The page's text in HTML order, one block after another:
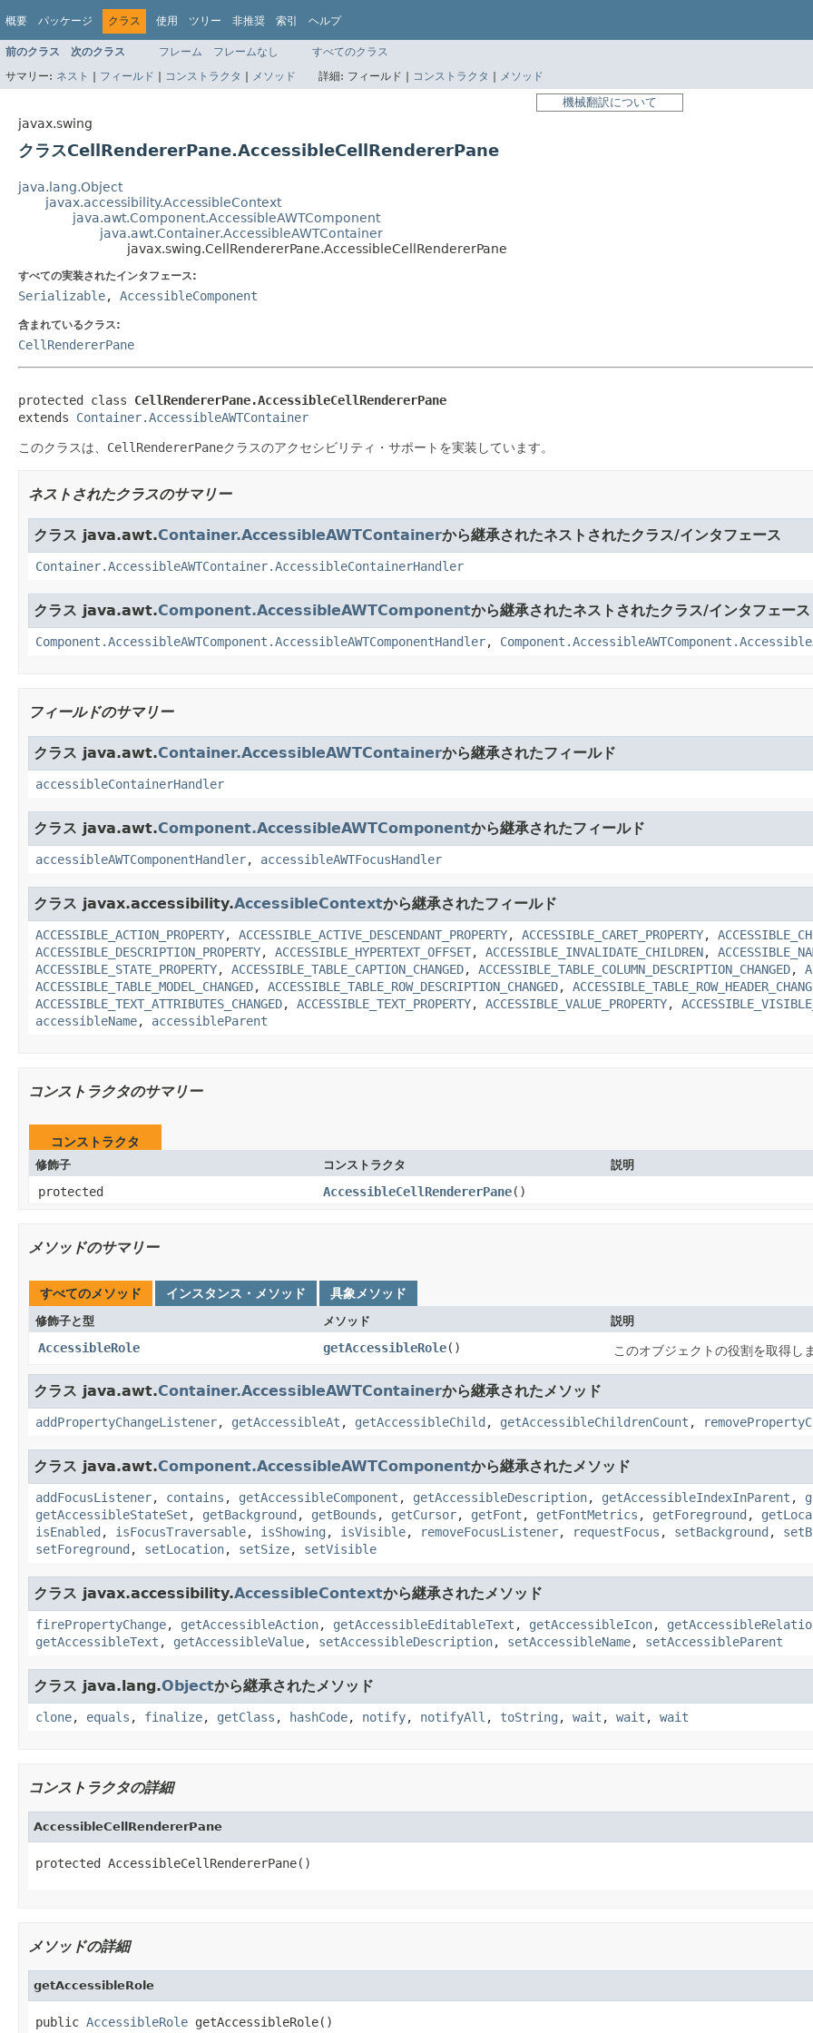
概要 パッケージ クラス 使用 ツリー 非推奨 索引 ヘルプ
前のクラス 次のクラス フレーム フレームなし
すべてのクラス
サマリー: ネスト | フィールド | コンストラクタ | メソッド 詳細: フィールド | コンストラクタ | メソッド
機械翻訳について
javax.swing
クラスCellRendererPane.AccessibleCellRendererPane
java.lang.Object
javax.accessibility.AccessibleContext
java.awt.Component.AccessibleAWTComponent
java.awt.Container.AccessibleAWTContainer
javax.swing.CellRendererPane.AccessibleCellRendererPane
すべての実装されたインタフェース:
Serializable, AccessibleComponent
含まれているクラス:
CellRendererPane
protected class CellRendererPane.AccessibleCellRendererPane
extends Container.AccessibleAWTContainer
このクラスは、 CellRendererPaneクラスのアクセシビリティ・サポートを実装しています。
ネストされたクラスのサマリー
クラス java.awt.Container.AccessibleAWTContainerから継承されたネストされたクラス/インタフェース
Container.AccessibleAWTContainer.AccessibleContainerHandler
クラス java.awt.Component.AccessibleAWTComponentから継承されたネストされたクラス/インタフェース
Component.AccessibleAWTComponent.AccessibleAWTComponentHandler,
フィールドのサマリー
クラス java.awt.Container.AccessibleAWTContainerから継承されたフィールド
accessibleContainerHandler
クラス java.awt.Component.AccessibleAWTComponentから継承されたフィールド
accessibleAWTComponentHandler, accessibleAWTFocusHandler
クラス javax.accessibility.AccessibleContextから継承されたフィールド
ACCESSIBLE_ACTION_PROPERTY, ACCESSIBLE_ACTIVE_DESCENDANT_PROPERTY, ACCESSIBLE_CARET_PROPERTY,
ACCESSIBLE_DESCRIPTION_PROPERTY, ACCESSIBLE_HYPERTEXT_OFFSET, ACCESSIBLE_INVALIDATE_CHILDREN,
ACCESSIBLE_STATE_PROPERTY, ACCESSIBLE_TABLE_CAPTION_CHANGED, ACCESSIBLE_TABLE_COLUMN_DESCRIPTION_CHANGED,
ACCESSIBLE_TABLE_MODEL_CHANGED, ACCESSIBLE_TABLE_ROW_DESCRIPTION_CHANGED,
ACCESSIBLE_TEXT_ATTRIBUTES_CHANGED, ACCESSIBLE_TEXT_PROPERTY, ACCESSIBLE_VALUE_PROPERTY,
accessibleName, accessibleParent
コンストラクタのサマリー
コンストラクタ
修飾子 コンストラクタ 説明
protected AccessibleCellRendererPane()
メソッドのサマリー
すべてのメソッド インスタンス・メソッド 具象メソッド
修飾子と型 メソッド 説明
AccessibleRole getAccessibleRole() このオブジェクトの役割を取得しま
クラス java.awt.Container.AccessibleAWTContainerから継承されたメソッド
addPropertyChangeListener, getAccessibleAt , getAccessibleChild , getAccessibleChildrenCount ,
クラス java.awt.Component.AccessibleAWTComponentから継承されたメソッド
addFocusListener, contains , getAccessibleComponent , getAccessibleDescription, getAccessibleIndexInParent ,
getAccessibleStateSet , getBackground , getBounds , getCursor, getFont , getFontMetrics , getForeground ,
isEnabled , isFocusTraversable, isShowing , isVisible, removeFocusListener, requestFocus , setBackground ,
setForeground , setLocation, setSize, setVisible
クラス javax.accessibility.AccessibleContextから継承されたメソッド
firePropertyChange, getAccessibleAction, getAccessibleEditableText , getAccessibleIcon,
getAccessibleText , getAccessibleValue, setAccessibleDescription, setAccessibleName, setAccessibleParent
クラス java.lang.Objectから継承されたメソッド
clone, equals , finalize, getClass , hashCode, notify, notifyAll , toString , wait , wait , wait
コンストラクタの詳細
AccessibleCellRendererPane
protected AccessibleCellRendererPane()
メソッドの詳細
getAccessibleRole
public AccessibleRole getAccessibleRole()